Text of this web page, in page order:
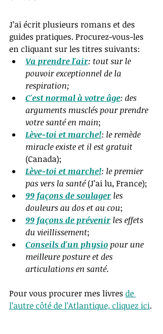
J’ai écrit plusieurs romans et des
guides pratiques. Procurez-vous-les
en cliquant sur les titres suivants:
Va prendre l'air: tout sur le
pouvoir exceptionnel de la
respiration;
C'est normal à votre âge: des
arguments musclés pour prendre
votre santé en main;
Lève-toi et marche!: le remède
miracle existe et il est gratuit
(Canada);
Lève-toi et marche!: le premier
pas vers la santé(J’ai lu, France);
99 façons de soulager les
douleurs au dos et au cou;
99 façons de prévenir les effets
du vieillissement;
Conseils d'un physio pour une
meilleure posture et des
articulations en santé.
Pour vous procurer mes livres de
l’autre côté de l’Atlantique, cliquez ici.